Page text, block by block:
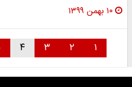
۱۰ بهمن ۱۳۹۹
۱ ۲ ۳ ۴